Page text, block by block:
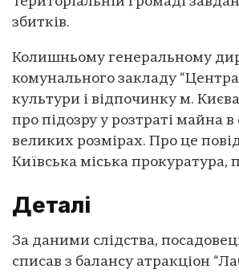
збитків.
Колишньому генеральному
комунального закладу
культури і відпочинку м.
про підозру у розтраті майна в
великих розмірах. Про це
Київська міська прокуратура,
Деталі
За даними слідства,
списав з балансу атракціон